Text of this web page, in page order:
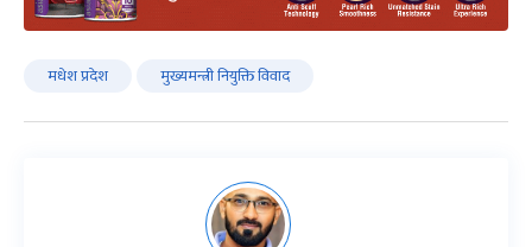
मधेश प्रदेश मुख्यमन्त्री नियुक्ति विवाद